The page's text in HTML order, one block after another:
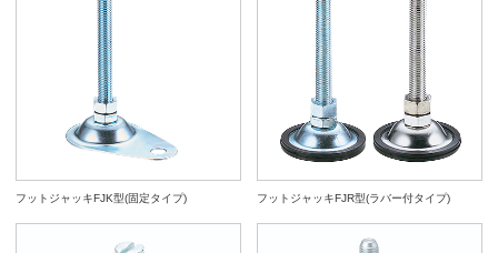
フットジャッキFJK型(固定タイプ) フットジャッキFJR型(ラバー付タイプ)